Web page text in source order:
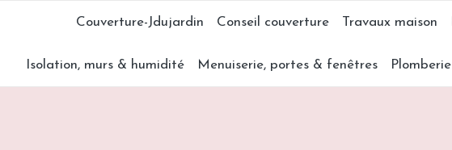
Couverture-Jdujardin Conseil couverture Travaux maison
Isolation, murs & humidité Menuiserie, portes & fenêtres Plomberie